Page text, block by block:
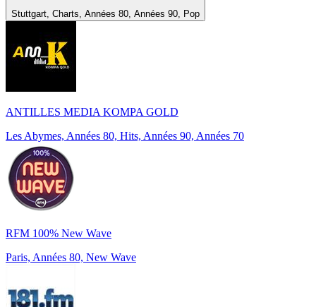
Stuttgart, Charts, Années 80, Années 90, Pop
ANTILLES MEDIA KOMPA GOLD
Les Abymes, Années 80, Hits, Années 90, Années 70
RFM 100% New Wave
Paris, Années 80, New Wave